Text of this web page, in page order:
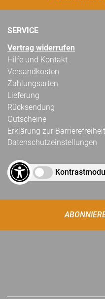
SERVICE
Vertrag widerrufen
Hilfe und Kontakt
Versandkosten
Zahlungsarten
Lieferung
Rücksendung
Gutscheine
Erklärung zur Barrierefreiheit
Datenschutzeinstellungen